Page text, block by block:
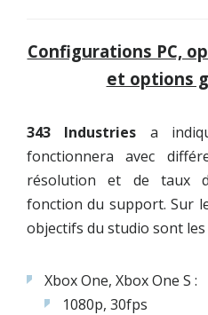
Configurations PC,
et options
343 Industries a
fonctionnera avec
résolution et de taux
fonction du support. Sur
objectifs du studio sont les
Xbox One, Xbox One S :
1080p, 30fps